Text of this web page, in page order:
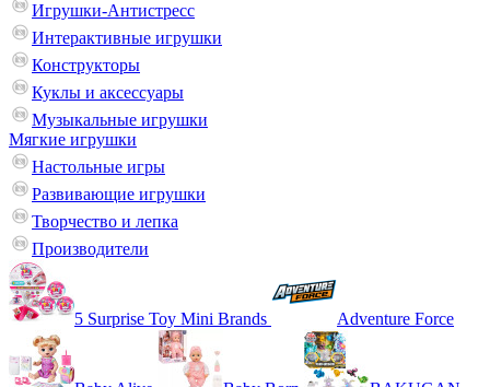
Игрушки-Антистресс
Интерактивные игрушки
Конструкторы
Куклы и аксессуары
Музыкальные игрушки
Мягкие игрушки
Настольные игры
Развивающие игрушки
Творчество и лепка
Производители
5 Surprise Toy Mini Brands Adventure Force